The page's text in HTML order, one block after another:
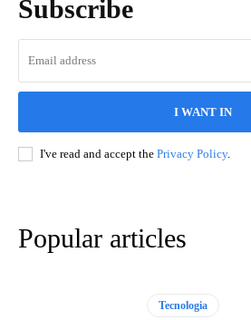
Subscribe
I WANT IN
I've read and accept the Privacy Policy.
Popular articles
Tecnologia